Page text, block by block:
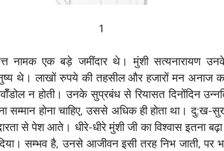
1
नामक एक बड़े जमींदार थे। मुंशी सत्यनारायण
थे। लाखों रुपये की तहसील और हजारों मन अनाज
न होती। उनके सुप्रबंध से रियासत दिनोंदिन
सम्मान होना चाहिए, उससे अधिक ही होता था।
से पेश आते। धीरे-धीरे मुंशी जी का विश्वास इतना
सम्भव है, उनसे आजीवन इसी तरह निभ जाती, पर